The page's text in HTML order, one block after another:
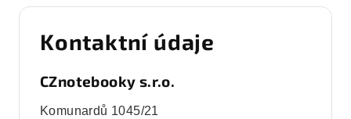
Kontaktní údaje
CZnotebooky s.r.o.
Komunardů 1045/21